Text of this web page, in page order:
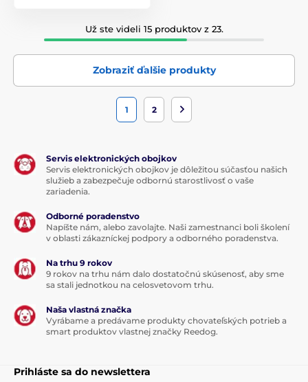
Už ste videli 15 produktov z 23.
Zobraziť ďalšie produkty
1 2
Servis elektronických obojkov
Servis elektronických obojkov je dôležitou súčasťou našich
služieb a zabezpečuje odbornú starostlivosť o vaše
zariadenia.
Odborné poradenstvo
Napíšte nám, alebo zavolajte. Naši zamestnanci boli školení
v oblasti zákazníckej podpory a odborného poradenstva.
Na trhu 9 rokov
9 rokov na trhu nám dalo dostatočnú skúsenosť, aby sme
sa stali jednotkou na celosvetovom trhu.
Naša vlastná značka
Vyrábame a predávame produkty chovateľských potrieb a
smart produktov vlastnej značky Reedog.
Prihláste sa do newslettera